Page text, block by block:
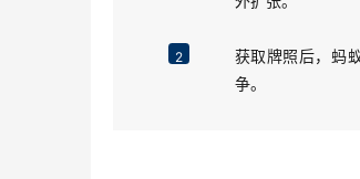
2
获取牌照后，蚂
争。